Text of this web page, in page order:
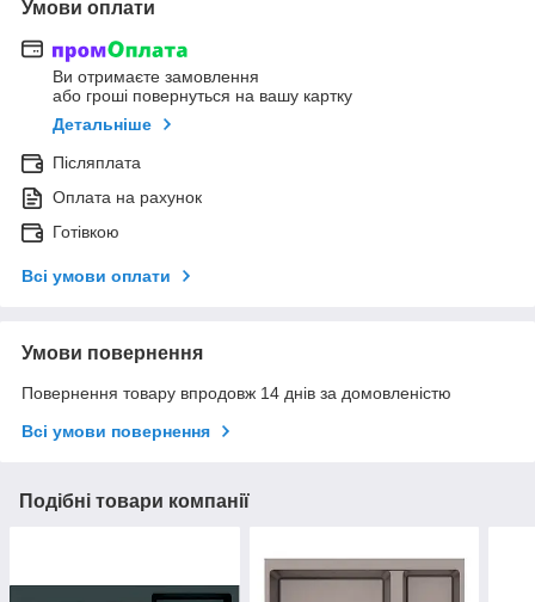
Умови оплати
Ви отримаєте замовлення
або гроші повернуться на вашу картку
Детальніше
Післяплата
Оплата на рахунок
Готівкою
Всі умови оплати
Умови повернення
Повернення товару впродовж 14 днів за домовленістю
Всі умови повернення
Подібні товари компанії